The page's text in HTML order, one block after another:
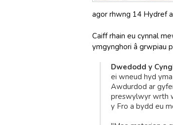
agor rhwng 14 Hydref
Caiff rhain eu cynnal
ymgynghori â grwpiau
Dwedodd y
ei wneud hyd
Awdurdod ar
preswylwyr wrth
y Fro a bydd eu